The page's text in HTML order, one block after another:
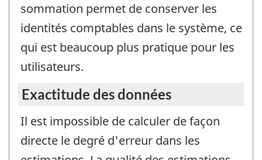
sommation permet de conserver les
identités comptables dans le système, ce
qui est beaucoup plus pratique pour les
utilisateurs.
Exactitude des données
Il est impossible de calculer de façon
directe le degré d'erreur dans les